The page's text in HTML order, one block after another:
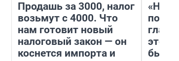
Продашь за 3000, налог
возьмут с 4000. Что
нам готовит новый
налоговый закон — он
коснется импорта и
этого
бьет